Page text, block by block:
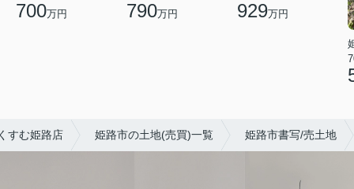
700万円 790万円 929万円
すむ姫路店 姫路市の土地(売買)一覧 姫路市書写/売土地